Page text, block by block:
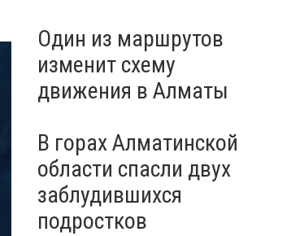
Один из маршрутов
изменит схему
движения в Алматы
В горах Алматинской
области спасли двух
заблудившихся
подростков